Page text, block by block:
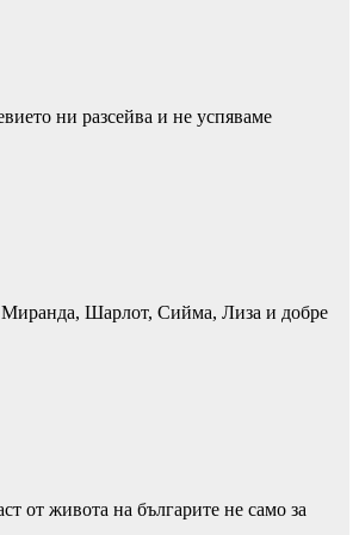
ни разсейва и не успяваме
Миранда, Шарлот, Сийма, Лиза и добре
от живота на българите не само за